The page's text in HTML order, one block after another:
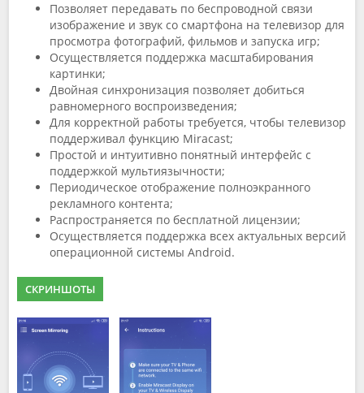
Позволяет передавать по беспроводной связи
изображение и звук со смартфона на телевизор для
просмотра фотографий, фильмов и запуска игр;
Осуществляется поддержка масштабирования
картинки;
Двойная синхронизация позволяет добиться
равномерного воспроизведения;
Для корректной работы требуется, чтобы телевизор
поддерживал функцию Miracast;
Простой и интуитивно понятный интерфейс с
поддержкой мультиязычности;
Периодическое отображение полноэкранного
рекламного контента;
Распространяется по бесплатной лицензии;
Осуществляется поддержка всех актуальных версий
операционной системы Android.
СКРИНШОТЫ